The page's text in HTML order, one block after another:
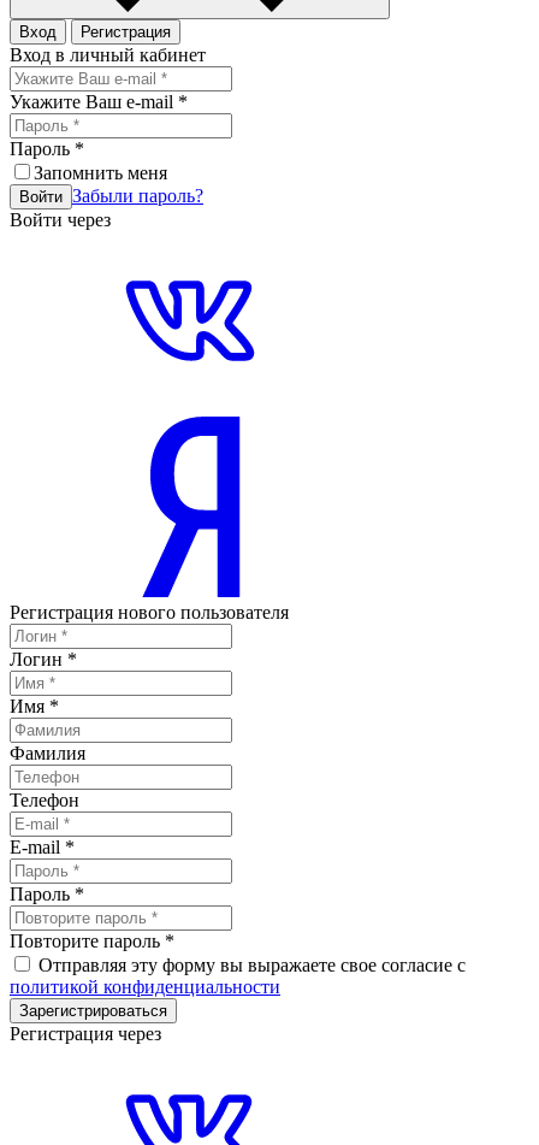
Вход Регистрация
Вход в личный кабинет
Укажите Ваш e-mail *
Пароль *
Запомнить меня
Войти Забыли пароль?
Войти через
Регистрация нового пользователя
Логин *
Имя *
Фамилия
Телефон
E-mail *
Пароль *
Повторите пароль *
Отправляя эту форму вы выражаете свое согласие с
политикой конфиденциальности
Зарегистрироваться
Регистрация через